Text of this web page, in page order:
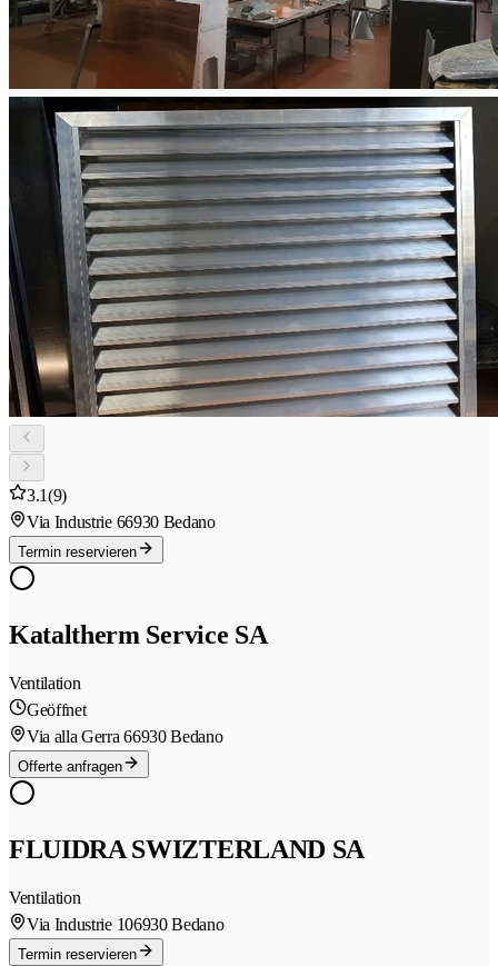
3.1(9)
Via Industrie 66930 Bedano
Termin reservieren
Kataltherm Service SA
Ventilation
Geöffnet
Via alla Gerra 66930 Bedano
Offerte anfragen
FLUIDRA SWIZTERLAND SA
Ventilation
Via Industrie 106930 Bedano
Termin reservieren